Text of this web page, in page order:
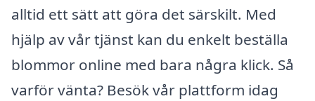
alltid ett sätt att göra det särskilt. Med
hjälp av vår tjänst kan du enkelt beställa
blommor online med bara några klick. Så
varför vänta? Besök vår plattform idag